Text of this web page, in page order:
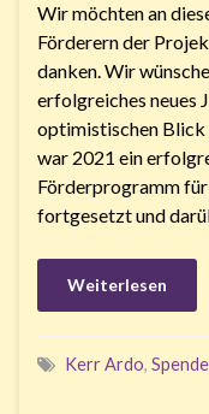
Wir möchten an
Förderern der
danken. Wir
erfolgreiches neues
optimistischen Blick
war 2021 ein
Förderprogramm
fortgesetzt und
Weiterlesen
Kerr Ardo,